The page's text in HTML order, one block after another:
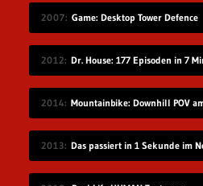
2007 Game: Desktop Tower Defence
2012 Dr. House: 177 Episoden in 7
2014 Mountainbike: Downhill POV
2013 Das passiert in 1 Sekunde im